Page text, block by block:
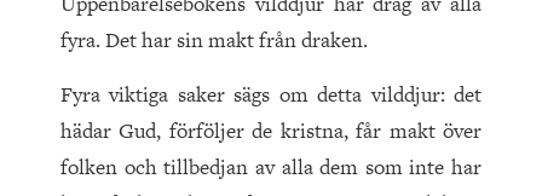
fyra. Det har sin makt från draken.
Fyra viktiga saker sägs om detta vilddjur: det
hädar Gud, förföljer de kristna, får makt över
folken och tillbedjan av alla dem som inte har